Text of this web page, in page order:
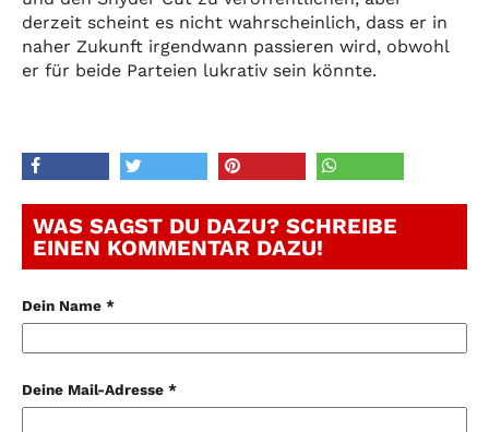
derzeit scheint es nicht wahrscheinlich, dass er in
naher Zukunft irgendwann passieren wird, obwohl
er für beide Parteien lukrativ sein könnte.
WAS SAGST DU DAZU? SCHREIBE
EINEN KOMMENTAR DAZU!
Dein Name *
Deine Mail-Adresse *